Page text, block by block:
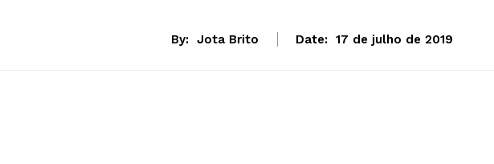
By: Jota Brito Date: 17 de julho de 2019